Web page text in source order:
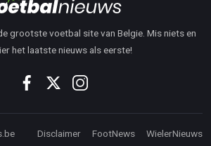
grootste voetbal site van Belgie. Mis niets en
het laatste nieuws als eerste!
Disclaimer FootNews WielerNieuws